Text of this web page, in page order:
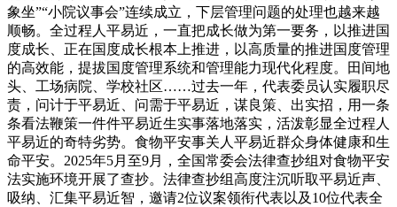
象坐”“小院议事会”连续成立，下层管理问题的处理也越来越
顺畅。全过程人平易近，一直把成长做为第一要务，以推进国
度成长、正在国度成长根本上推进，以高质量的推进国度管理
的高效能，提拔国度管理系统和管理能力现代化程度。田间地
头、工场病院、学校社区……过去一年，代表委员认实履职尽
责，问计于平易近、问需于平易近，谋良策、出实招，用一条
条看法鞭策一件件平易近生实事落地落实，活泼彰显全过程人
平易近的奇特劣势。食物平安事关人平易近群众身体健康和生
命平安。2025年5月至9月，全国常委会法律查抄组对食物平安
法实施环境开展了查抄。法律查抄组高度注沉听取平易近声、
吸纳、汇集平易近智，邀请2位议案领衔代表以及10位代表全